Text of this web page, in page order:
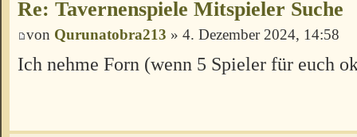
Re: Tavernenspiele Mitspieler Suche
von Qurunatobra213 » 4. Dezember 2024, 14:58
Ich nehme Forn (wenn 5 Spieler für euch